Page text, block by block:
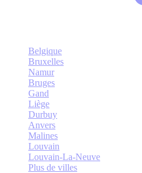
Belgique
Bruxelles
Namur
Bruges
Gand
Liège
Durbuy
Anvers
Malines
Louvain
Louvain-La-Neuve
Plus de villes